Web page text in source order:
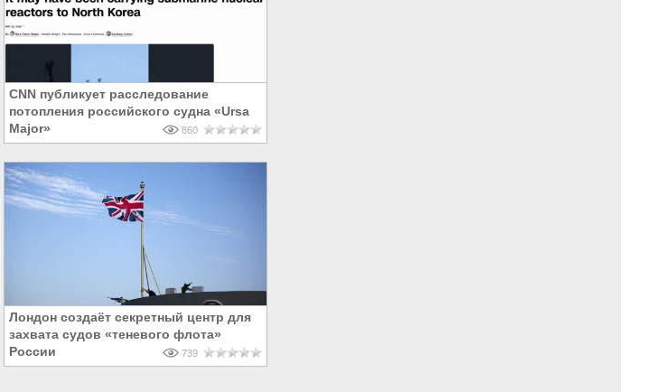
CNN публикует расследование
потопления российского судна «Ursa
Major»
860
Лондон создаёт секретный центр для
захвата судов «теневого флота»
России
739